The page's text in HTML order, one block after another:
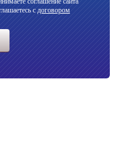
с договором